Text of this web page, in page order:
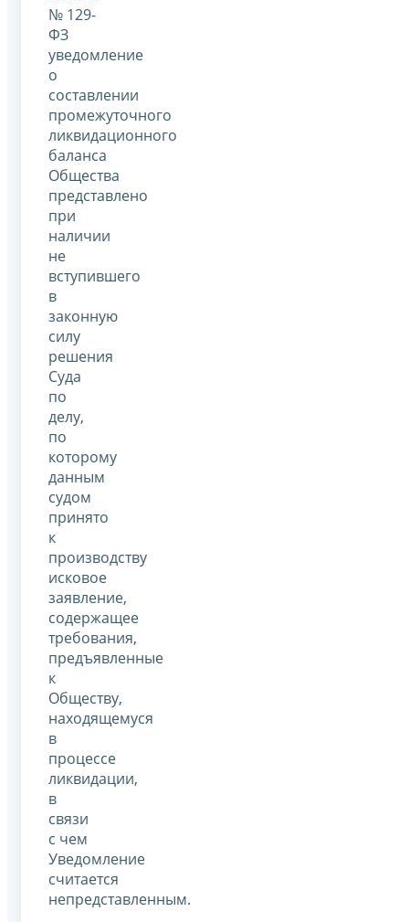
№ 129-
ФЗ
уведомление
о
составлении
промежуточного
ликвидационного
баланса
Общества
представлено
при
наличии
не
вступившего
в
законную
силу
решения
Суда
по
делу,
по
которому
данным
судом
принято
к
производству
исковое
заявление,
содержащее
требования,
предъявленные
к
Обществу,
находящемуся
в
процессе
ликвидации,
в
связи
с чем
Уведомление
считается
непредставленным.